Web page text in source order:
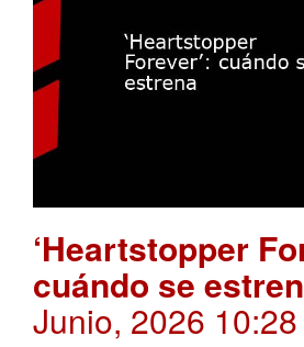
‘Heartstopper
cuándo se
Junio, 2026 10:28